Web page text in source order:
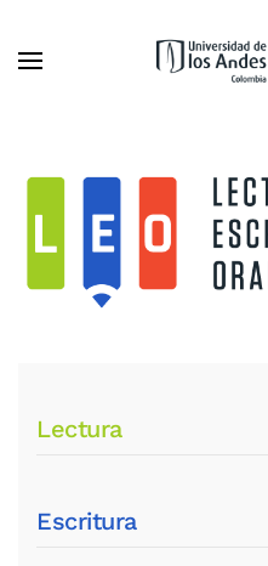
Ir al contenido principal
Lectura
Escritura